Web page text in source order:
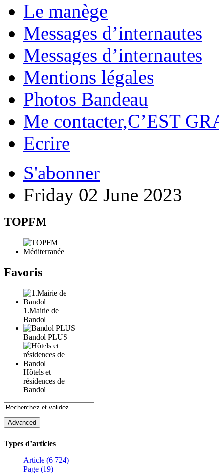
Le manège
Messages d’internautes
Messages d’internautes
Mentions légales
Photos Bandeau
Me contacter,C’EST
Ecrire
S'abonner
Friday 02 June 2023
TOPFM
Favoris
1.Mairie de
Bandol
Bandol PLUS
Hôtels et
résidences de
Bandol
Types d’articles
Article (6 724)
Page (19)